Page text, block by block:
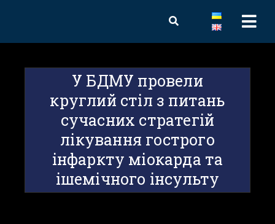
У БДМУ провели
круглий стіл з питань
сучасних стратегій
лікування гострого
інфаркту міокарда та
ішемічного інсульту